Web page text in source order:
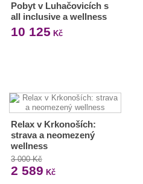
Pobyt v Luhačovicích s
all inclusive a wellness
10 125 Kč
Relax v Krkonoších:
strava a neomezený
wellness
3 000 Kč
2 589 Kč